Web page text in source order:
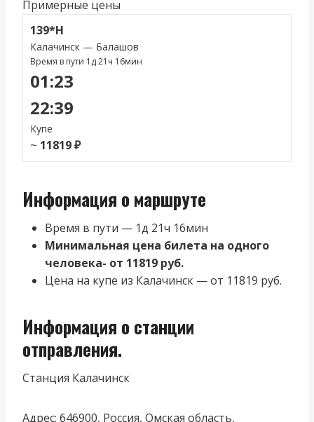
Примерные цены
139*Н
Калачинск — Балашов
Время в пути 1д 21ч 16мин
01:23
22:39
Купе
~ 11819 ₽
Информация о маршруте
Время в пути — 1д 21ч 16мин
Минимальная цена билета на одного
человека- от 11819 руб.
Цена на купе из Калачинск — от 11819 руб.
Информация о станции
отправления.
Станция Калачинск
Адрес: 646900, Россия, Омская область,